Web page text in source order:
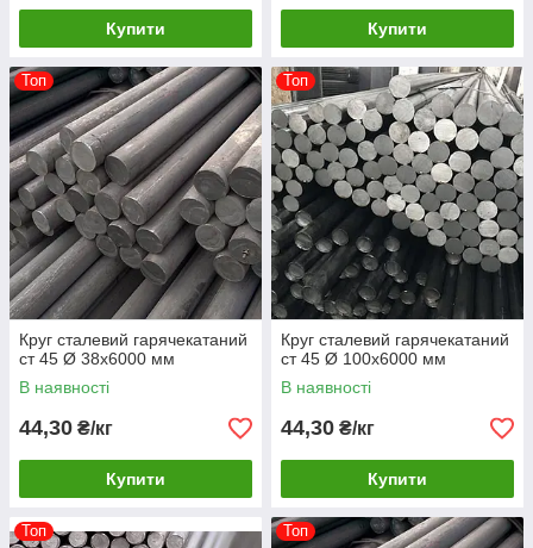
Купити Купити
Топ
Круг сталевий гарячекатаний
ст 45 Ø 38х6000 мм
В наявності
44,30 ₴/кг
Купити
Топ
Круг сталевий гарячекатаний
ст 45 Ø 100х6000 мм
В наявності
44,30 ₴/кг
Купити
Топ Топ